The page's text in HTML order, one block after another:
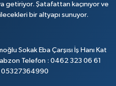
getiriyor. Şatafattan kaçınıyor ve
bir altyapı sunuyor.
Sokak Eba Çarşısı İş Hanı Kat
Telefon : 0462 323 06 61
05327364990